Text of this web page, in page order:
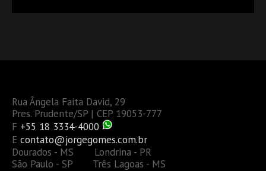
Rua Ângela Faita David, 29
Pres. Prudente/SP | CEP 19053-777
F +55 18 3334-4000
E contato@jorgegomes.com.br
Dourados - MS Londrina - PR
São Paulo - SP Três Lagoas - MS